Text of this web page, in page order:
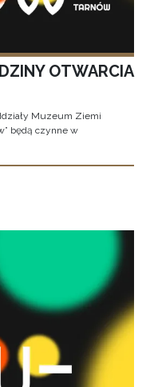
OTWARCIA
Muzeum Ziemi
będą czynne w